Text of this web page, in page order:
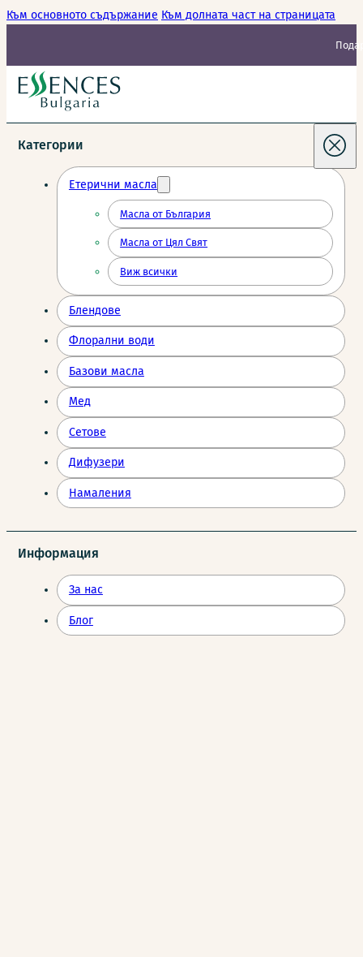
Към основното съдържание Към долната част на страницата
Категории
Етерични масла
Масла от България
Масла от Цял Свят
Виж всички
Блендове
Флорални води
Базови масла
Мед
Сетове
Дифузери
Намаления
Информация
За нас
Блог